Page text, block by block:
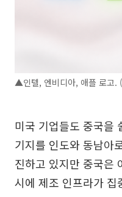
▲인텔, 엔비디아, 애플 로고.
미국 기업들도 중국을
기지를 인도와 동남아
진하고 있지만 중국은
시에 제조 인프라가 집